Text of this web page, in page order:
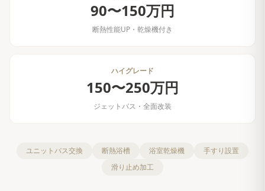
90〜150万円
断熱性能UP・乾燥機付き
ハイグレード
150〜250万円
ジェットバス・全面改装
ユニットバス交換 断熱浴槽 浴室乾燥機
手すり設置
滑り止め加工